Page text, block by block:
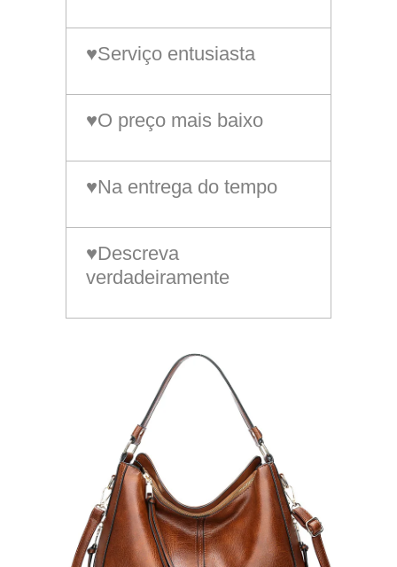
♥Serviço entusiasta
♥O preço mais baixo
♥Na entrega do tempo
♥Descreva
verdadeiramente